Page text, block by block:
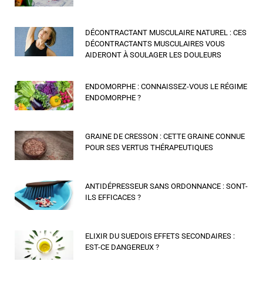
DÉCONTRACTANT MUSCULAIRE NATUREL : CES
DÉCONTRACTANTS MUSCULAIRES VOUS
AIDERONT À SOULAGER LES DOULEURS
ENDOMORPHE : CONNAISSEZ-VOUS LE RÉGIME
ENDOMORPHE ?
GRAINE DE CRESSON : CETTE GRAINE CONNUE
POUR SES VERTUS THÉRAPEUTIQUES
ANTIDÉPRESSEUR SANS ORDONNANCE : SONT-
ILS EFFICACES ?
ELIXIR DU SUEDOIS EFFETS SECONDAIRES :
EST-CE DANGEREUX ?